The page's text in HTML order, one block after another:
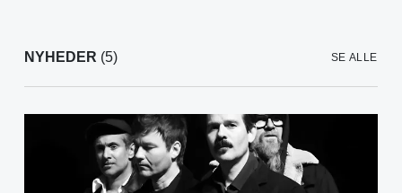
NYHEDER (5) SE ALLE